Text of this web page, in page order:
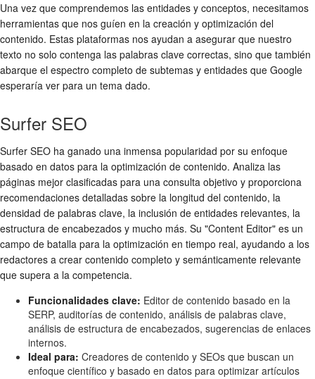
Una vez que comprendemos las entidades y conceptos, necesitamos
herramientas que nos guíen en la creación y optimización del
contenido. Estas plataformas nos ayudan a asegurar que nuestro
texto no solo contenga las palabras clave correctas, sino que también
abarque el espectro completo de subtemas y entidades que Google
esperaría ver para un tema dado.
Surfer SEO
Surfer SEO ha ganado una inmensa popularidad por su enfoque
basado en datos para la optimización de contenido. Analiza las
páginas mejor clasificadas para una consulta objetivo y proporciona
recomendaciones detalladas sobre la longitud del contenido, la
densidad de palabras clave, la inclusión de entidades relevantes, la
estructura de encabezados y mucho más. Su "Content Editor" es un
campo de batalla para la optimización en tiempo real, ayudando a los
redactores a crear contenido completo y semánticamente relevante
que supera a la competencia.
Funcionalidades clave: Editor de contenido basado en la
SERP, auditorías de contenido, análisis de palabras clave,
análisis de estructura de encabezados, sugerencias de enlaces
internos.
Ideal para: Creadores de contenido y SEOs que buscan un
enfoque científico y basado en datos para optimizar artículos